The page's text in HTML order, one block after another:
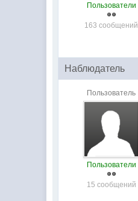
Пользователи
163 сообщений
Наблюдатель
Пользователь
Пользователи
15 сообщений